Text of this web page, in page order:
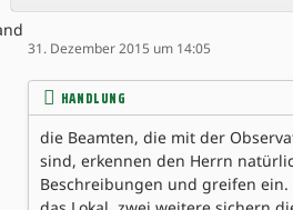
31. Dezember 2015 um 14:05
HANDLUNG
die Beamten, die mit der
sind, erkennen den Herrn
Beschreibungen und greifen ein.